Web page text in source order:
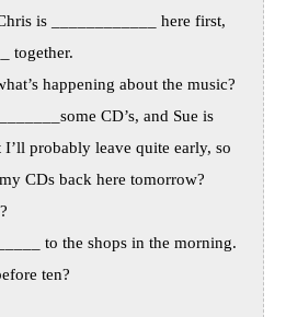
is ____________ here first,
together.
happening about the music?
CD’s, and Sue is
I’ll probably leave quite early, so
CDs back here tomorrow?
to the shops in the morning.
ten?